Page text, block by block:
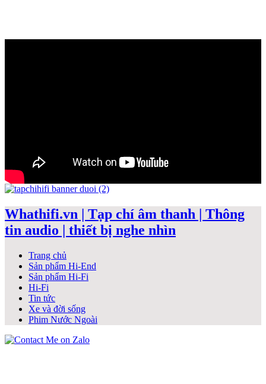
Whathifi.vn | Tạp chí âm thanh | Thông
tin audio | thiết bị nghe nhìn
Trang chủ
Sản phẩm Hi-End
Sản phẩm Hi-Fi
Hi-Fi
Tin tức
Xe và đời sống
Phim Nước Ngoài